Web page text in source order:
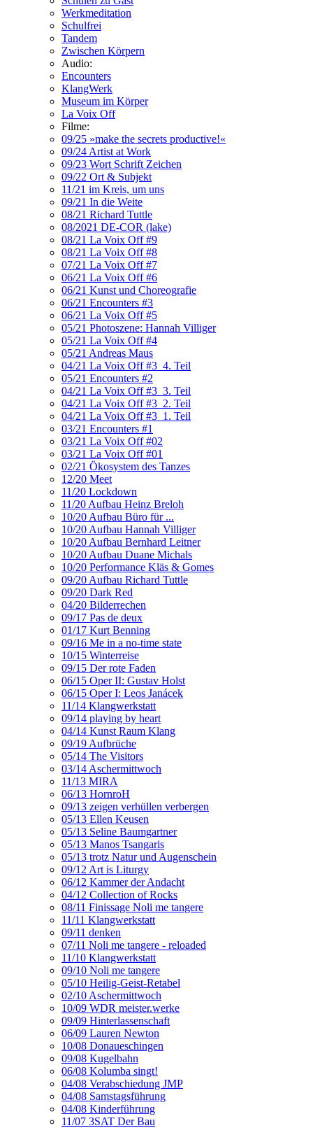
Werkmeditation
Schulfrei
Tandem
Zwischen Körpern
Audio:
Encounters
KlangWerk
Museum im Körper
La Voix Off
Filme:
09/25 »make the secrets productive!«
09/24 Artist at Work
09/23 Wort Schrift Zeichen
09/22 Ort & Subjekt
11/21 im Kreis, um uns
09/21 In die Weite
08/21 Richard Tuttle
08/2021 DE-COR (lake)
08/21 La Voix Off #9
08/21 La Voix Off #8
07/21 La Voix Off #7
06/21 La Voix Off #6
06/21 Kunst und Choreografie
06/21 Encounters #3
06/21 La Voix Off #5
05/21 Photoszene: Hannah Villiger
05/21 La Voix Off #4
05/21 Andreas Maus
04/21 La Voix Off #3_4. Teil
05/21 Encounters #2
04/21 La Voix Off #3_3. Teil
04/21 La Voix Off #3_2. Teil
04/21 La Voix Off #3_1. Teil
03/21 Encounters #1
03/21 La Voix Off #02
03/21 La Voix Off #01
02/21 Ökosystem des Tanzes
12/20 Meet
11/20 Lockdown
11/20 Aufbau Heinz Breloh
10/20 Aufbau Büro für ...
10/20 Aufbau Hannah Villiger
10/20 Aufbau Bernhard Leitner
10/20 Aufbau Duane Michals
10/20 Performance Kläs & Gomes
09/20 Aufbau Richard Tuttle
09/20 Dark Red
04/20 Bilderrechen
09/17 Pas de deux
01/17 Kurt Benning
09/16 Me in a no-time state
10/15 Winterreise
09/15 Der rote Faden
06/15 Oper II: Gustav Holst
06/15 Oper I: Leos Janácek
11/14 Klangwerkstatt
09/14 playing by heart
04/14 Kunst Raum Klang
09/19 Aufbrüche
05/14 The Visitors
03/14 Aschermittwoch
11/13 MIRA
06/13 HornroH
09/13 zeigen verhüllen verbergen
05/13 Ellen Keusen
05/13 Seline Baumgartner
05/13 Manos Tsangaris
05/13 trotz Natur und Augenschein
09/12 Art is Liturgy
06/12 Kammer der Andacht
04/12 Collection of Rocks
08/11 Finissage Noli me tangere
11/11 Klangwerkstatt
09/11 denken
07/11 Noli me tangere - reloaded
11/10 Klangwerkstatt
09/10 Noli me tangere
05/10 Heilig-Geist-Retabel
02/10 Aschermittwoch
10/09 WDR meister.werke
09/09 Hinterlassenschaft
06/09 Lauren Newton
10/08 Donaueschingen
09/08 Kugelbahn
06/08 Kolumba singt!
04/08 Verabschiedung JMP
04/08 Samstagsführung
04/08 Kinderführung
11/07 3SAT Der Bau